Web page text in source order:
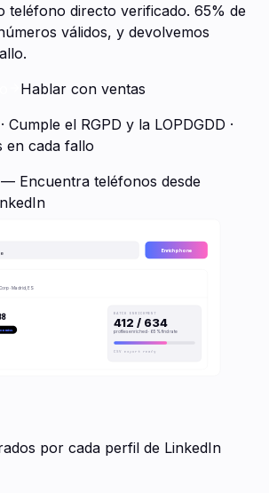
teléfono directo verificado. 65% de
válidos, y devolvemos
Hablar con ventas
Cumple el RGPD y la LOPDGDD ·
en cada fallo
Enrich phone
· Madrid, ES
miss
BATCH ENRICHMENT
412 / 634
profiles enriched · 65% find rate
CSV export ready
por cada perfil de LinkedIn